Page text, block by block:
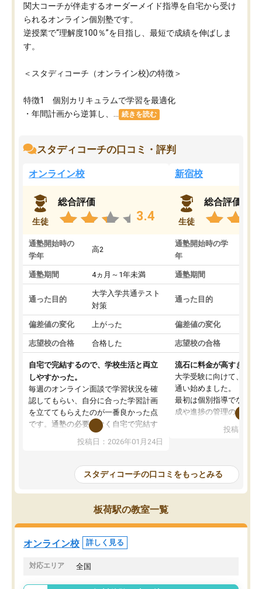
関大コーチが伴走するオーダーメイド指導を自宅から受け
られるオンライン個別塾です。
逆授業で“理解度100％”を目指し、最短で成績を伸ばしま
す。
＜スタディコーチ（オンライン校)の特徴＞
特徴1 個別カリキュラムで学習を最適化
・年間計画から逆算し、...
続きを読む
スタディコーチの口コミ・評判
オンライン校
生徒
総合評価
3.4
通塾開始時の
学年
高2
通塾期間 4ヵ月～1年未満
通った目的
大学入学共通テスト
対策
偏差値の変化 上がった
志望校の合格 合格した
自宅で完結するので、学校生活と両立
しやすかった。
毎週のオンライン面談で学習状況を確
認してもらい、自分に合った学習計画
を立ててもらえたのが一番良かった点
です。通塾の必要がなく自宅で完結す
たです。コーチが現役大学生で相談し
安も気軽に話せました。勉強習慣が身
についたと感じています。また、チャ
ットで質問できるのも便利でした。一
人では迷いがちだった受験勉強を、最
だと思います。
投稿日：2026年01月24日
新宿校
生徒
総合評価
通塾開始時の学
年
通塾期間
通った目的
偏差値の変化
志望校の合格
流石に料金が高すぎる
大学受験に向けて、高2
通い始めました。
最初は個別指導でなく、
成や進捗の管理のみのコ
じ個別指導コースに変更
性が良くなかったです。
モチベーションが上がら
にやめてしまいました。
の方の予定が空いていな
投稿日：
スタディコーチの口コミをもっとみる
板荷駅の教室一覧
オンライン校 詳しく見る
対応エリア 全国